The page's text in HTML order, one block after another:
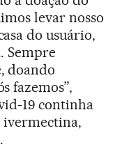
levar nosso
do usuário,
Sempre
doando
fazemos”,
19 continha
ivermectina,